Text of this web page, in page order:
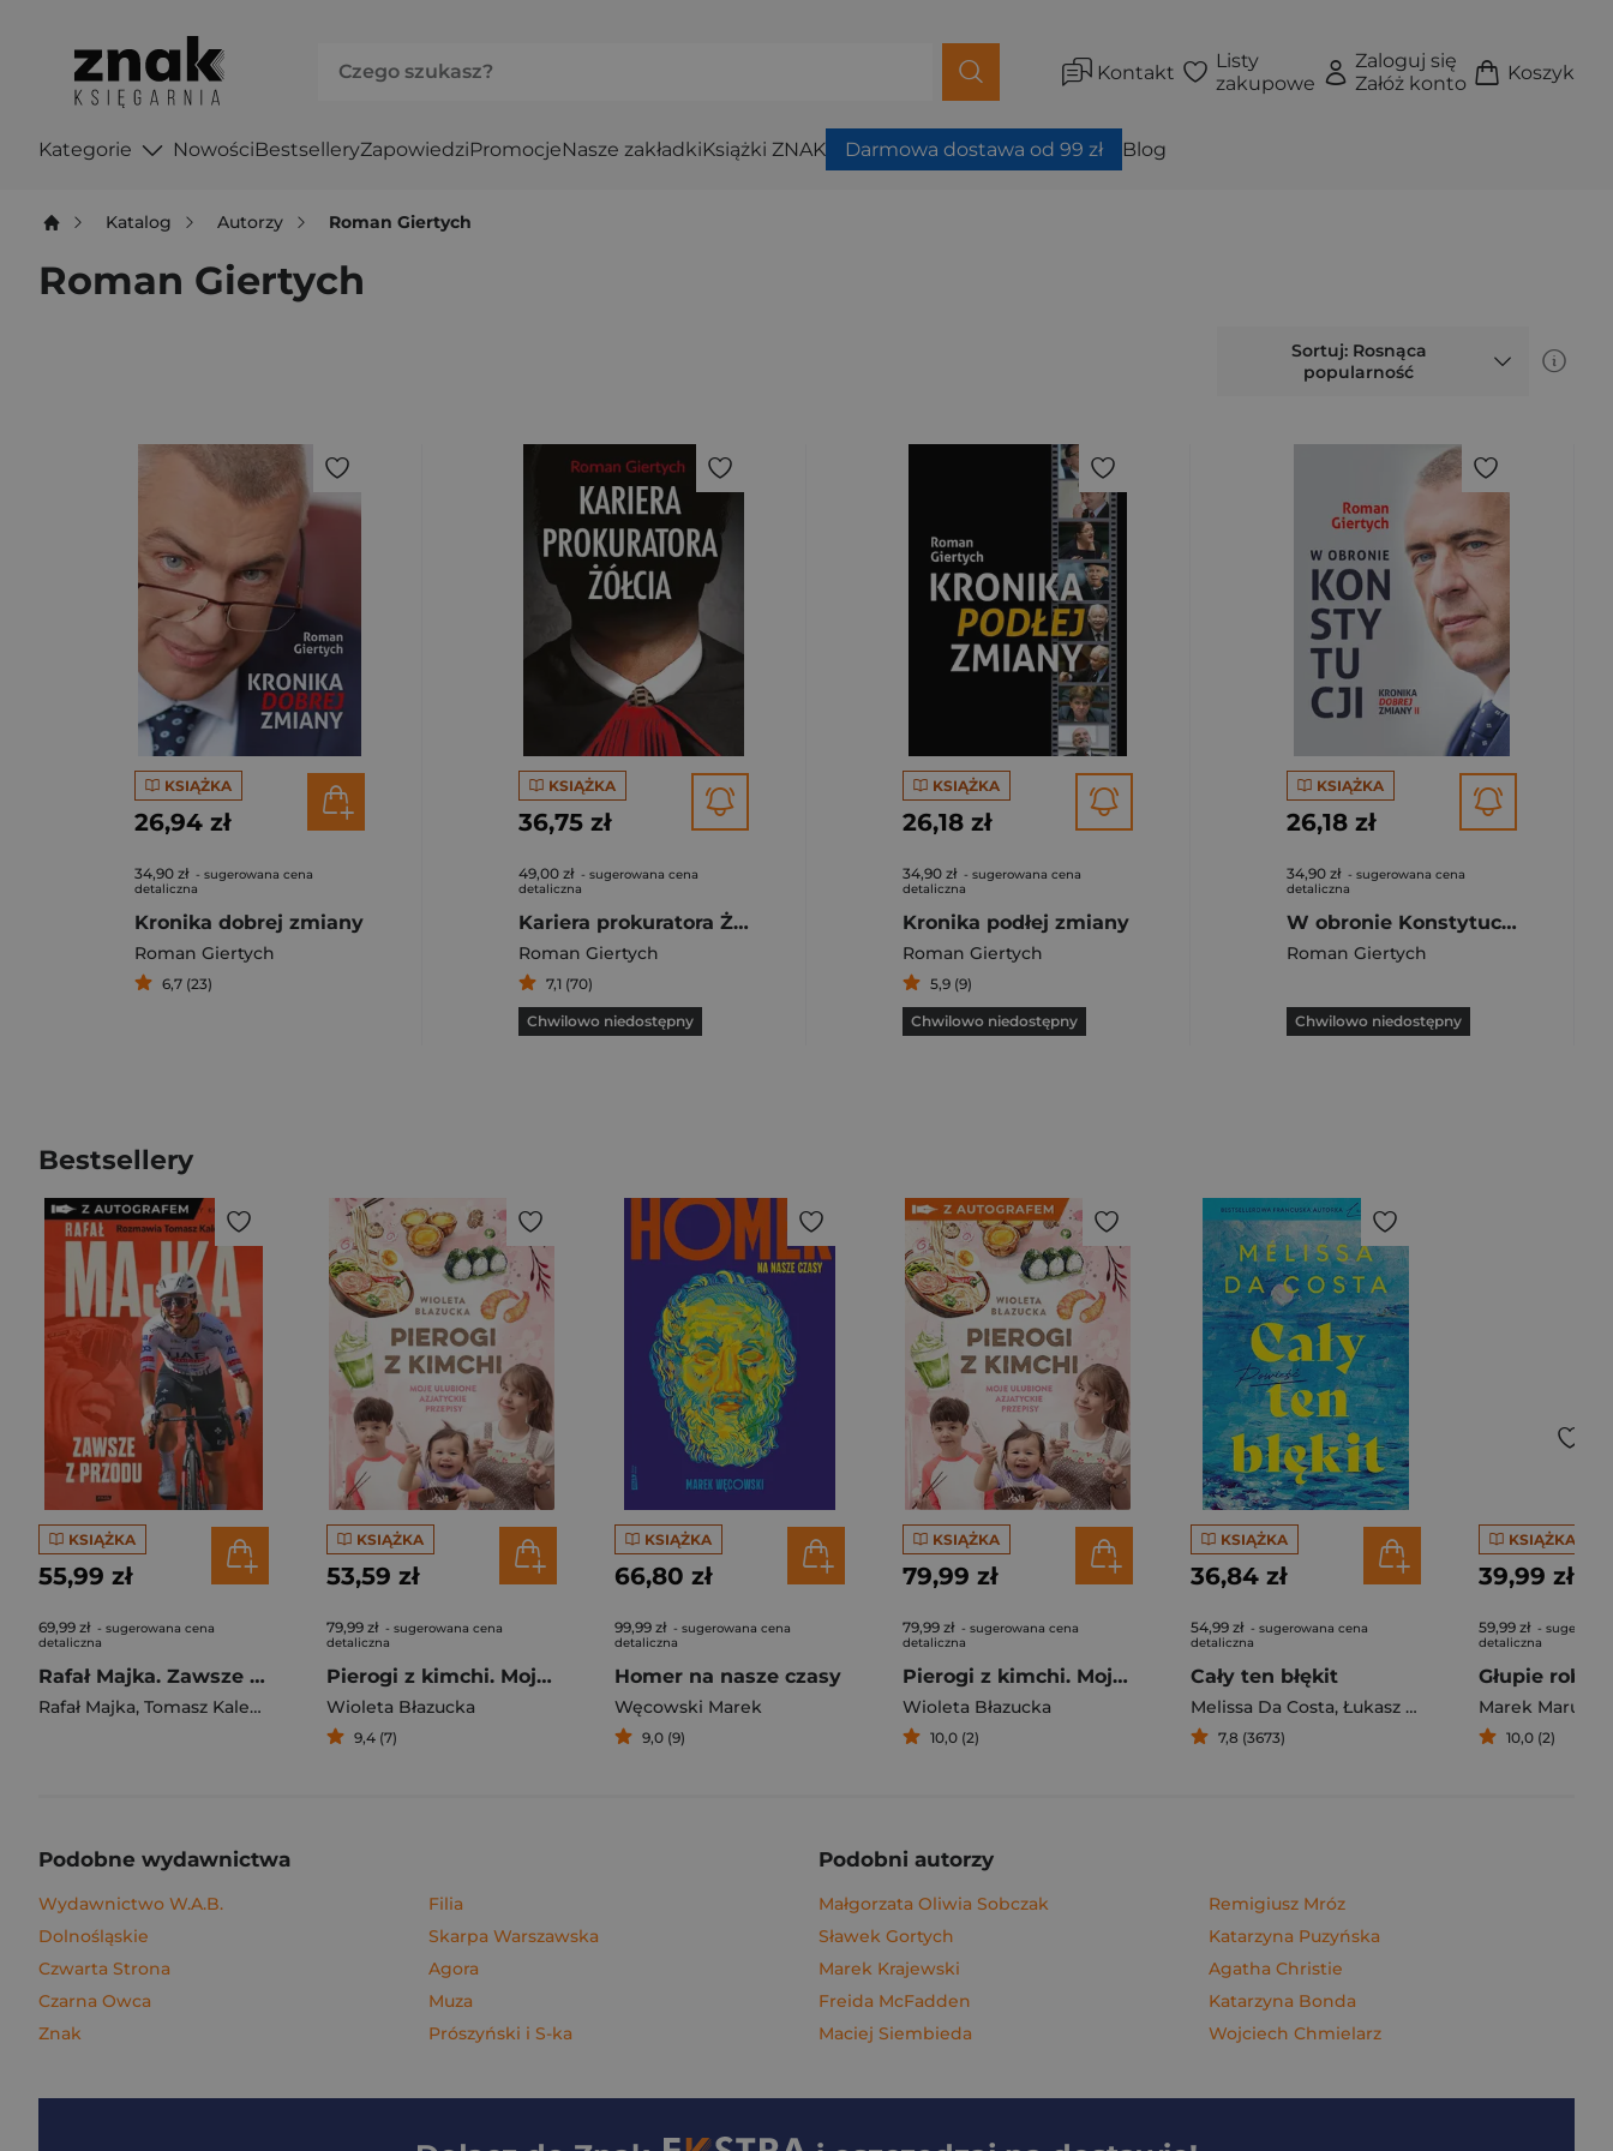
Kontakt
Listy
zakupowe
Zaloguj się
Załóż konto
Koszyk
Kategorie NowościBestselleryZapowiedziPromocjeNasze zakładkiKsiążki ZNAK Darmowa dostawa od 99 zł Blog
Katalog Autorzy Roman Giertych
Roman Giertych
Sortuj: Rosnąca
popularność
KSIĄŻKA
26,94 zł
34,90 zł - sugerowana cena
detaliczna
Kronika dobrej zmiany
Roman Giertych
6,7 (23)
KSIĄŻKA
36,75 zł
49,00 zł - sugerowana cena
detaliczna
Kariera prokuratora Żółcia
Roman Giertych
7,1 (70)
Chwilowo niedostępny
KSIĄŻKA
26,18 zł
34,90 zł - sugerowana cena
detaliczna
Kronika podłej zmiany
Roman Giertych
5,9 (9)
Chwilowo niedostępny
KSIĄŻKA
26,18 zł
34,90 zł - sugerowana cena
detaliczna
W obronie Konstytucji Kronika dobrej zmiany
Roman Giertych
Chwilowo niedostępny
Bestsellery
KSIĄŻKA
55,99 zł
69,99 zł - sugerowana cena
detaliczna
Rafał Majka. Zawsze z przodu. Rozmawia Tomasz Kalemba - książka z autografem
Rafał Majka, Tomasz Kalemba
KSIĄŻKA
53,59 zł
79,99 zł - sugerowana cena
detaliczna
Pierogi z kimchi. Moje ulubione azjatyckie przepisy
Wioleta Błazucka
9,4 (7)
KSIĄŻKA
66,80 zł
99,99 zł - sugerowana cena
detaliczna
Homer na nasze czasy
Węcowski Marek
9,0 (9)
KSIĄŻKA
79,99 zł
79,99 zł - sugerowana cena
detaliczna
Pierogi z kimchi. Moje ulubione azjatyckie przepisy - książka z autografem
Wioleta Błazucka
10,0 (2)
KSIĄŻKA
36,84 zł
54,99 zł - sugerowana cena
detaliczna
Cały ten błękit
Melissa Da Costa, Łukasz Müller
7,8 (3673)
KSIĄŻKA
39,99 zł
59,99 zł -
detaliczna
Marek
10,0 (2)
Podobne wydawnictwa
Wydawnictwo W.A.B.
Dolnośląskie
Czwarta Strona
Czarna Owca
Znak
Filia
Skarpa Warszawska
Agora
Muza
Prószyński i S-ka
Podobni autorzy
Małgorzata Oliwia Sobczak
Sławek Gortych
Marek Krajewski
Freida McFadden
Maciej Siembieda
Remigiusz Mróz
Katarzyna Puzyńska
Agatha Christie
Katarzyna Bonda
Wojciech Chmielarz